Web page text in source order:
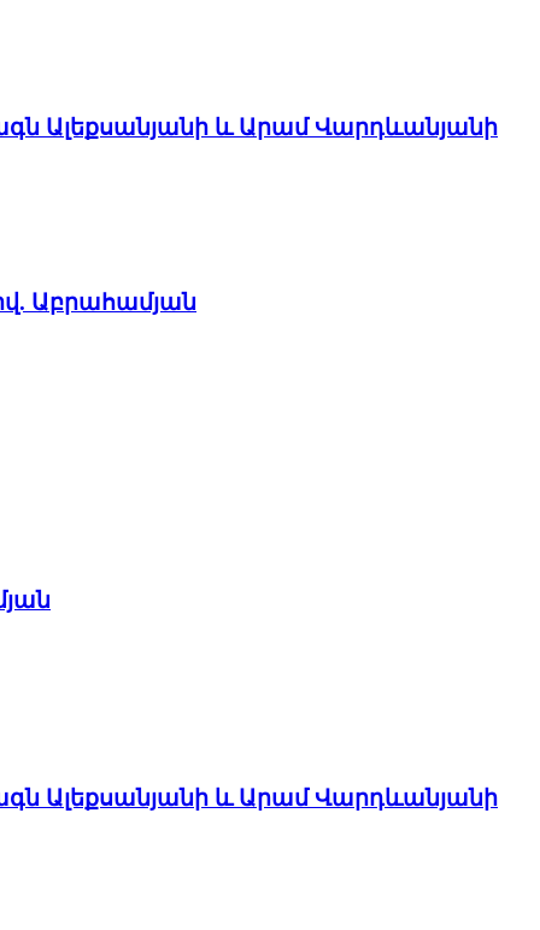
Ալեքսանյանի և Արամ Վարդևանյանի
Աբրահամյան
Ալեքսանյանի և Արամ Վարդևանյանի